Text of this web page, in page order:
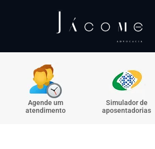
Agende um
atendimento
Simulador de
aposentadorias